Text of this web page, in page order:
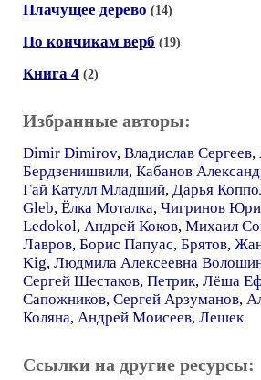
Плачущее дерево (14)
По кончикам верб (19)
Книга 4 (2)
Избранные авторы:
Dimir Dimirov, Владислав Сергеев,
Бердзенишвили, Кабанов
Гай Катулл Младший, Дарья
Gleb, Ёлка Моталка, Чигринов
Ledokol, Андрей Коков, Михаил
Лавров, Борис Папуас, Брятов,
Kig, Людмила Алексеевна
Сергей Шестаков, Петрик, Лёша
Сапожников, Сергей Арзуманов,
Коляна, Андрей Моисеев, Лешек
Ссылки на другие ресурсы: